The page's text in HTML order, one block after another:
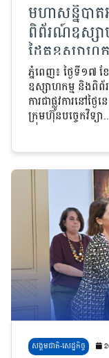
មហាសន្និបា
ពិព័រណ៍ឧស្សា
ដៃគូឧស្សាហក
ទំនើប
ភ្នំពេញ៖ ថ្ងៃទី១៧
ឧស្សាហកម្ម និងពិ
ការជាផ្លូវការនៅ
ក្រុមហ៊ុនបច្ចេកវិទ្យា
សង្គមជាតិ-សេដ្ឋកិច្ច